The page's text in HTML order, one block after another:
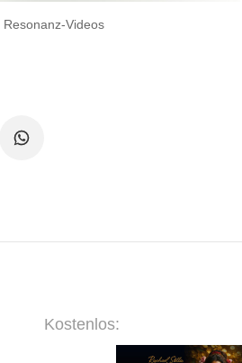
Resonanz-Videos
Kostenlos: